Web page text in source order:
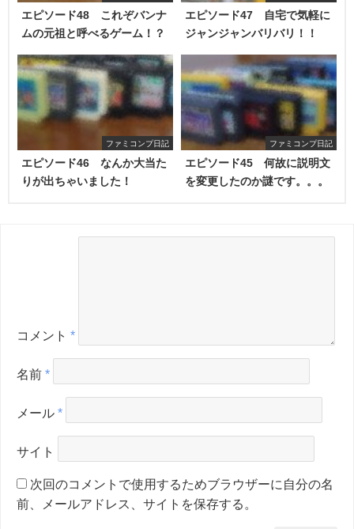
エピソード48 これぞバンナ
ムの元祖と呼べるゲーム！？
エピソード47 自宅で気軽に
ジャンジャンバリバリ！！
ファミコンプ日記
エピソード46 なんか大当た
りが出ちゃいました！
ファミコンプ日記
エピソード45 何故に説明文
を変更したのか謎です。。。
コメント *
名前 *
メール *
サイト
次回のコメントで使用するためブラウザーに自分の名
前、メールアドレス、サイトを保存する。